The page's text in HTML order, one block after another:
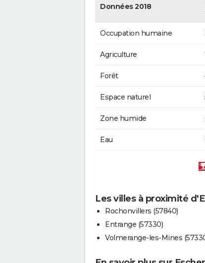
Données 2018
Occupation humaine
Agriculture
Forêt
Espace naturel
Zone humide
Eau
Les villes à proximité
Rochonvillers (57840)
Entrange (57330)
Volmerange-les-Mines